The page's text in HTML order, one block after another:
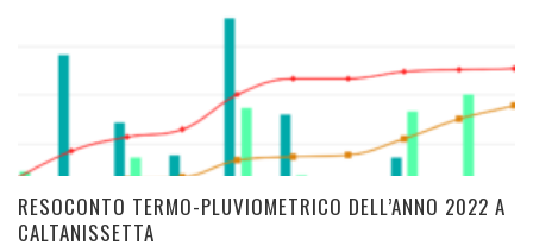
RESOCONTO TERMO-PLUVIOMETRICO DELL’ANNO 2022 A
CALTANISSETTA